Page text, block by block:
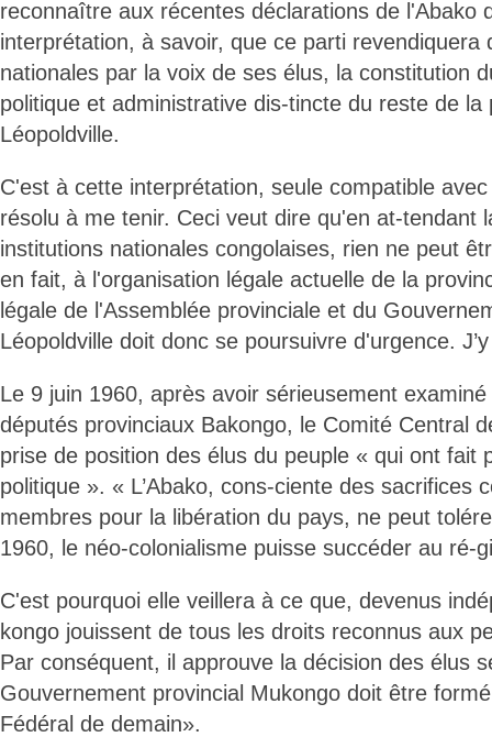
reconnaître aux récentes déclarations de l'Abako
interprétation, à savoir, que ce parti revendiquera
nationales par la voix de ses élus, la constitution
politique et administrative dis-tincte du reste de la
Léopoldville.
C'est à cette interprétation, seule compatible
résolu à me tenir. Ceci veut dire qu'en at-tendant
institutions nationales congolaises, rien ne peut
en fait, à l'organisation légale actuelle de la
légale de l'Assemblée provinciale et du
Léopoldville doit donc se poursuivre d'urgence.
Le 9 juin 1960, après avoir sérieusement
députés provinciaux Bakongo, le Comité Central
prise de position des élus du peuple « qui ont fait
politique ». « L’Abako, cons-ciente des sacrifices
membres pour la libération du pays, ne peut
1960, le néo-colonialisme puisse succéder au ré-
C'est pourquoi elle veillera à ce que, devenus
kongo jouissent de tous les droits reconnus aux
Par conséquent, il approuve la décision des élus
Gouvernement provincial Mukongo doit être
Fédéral de demain».